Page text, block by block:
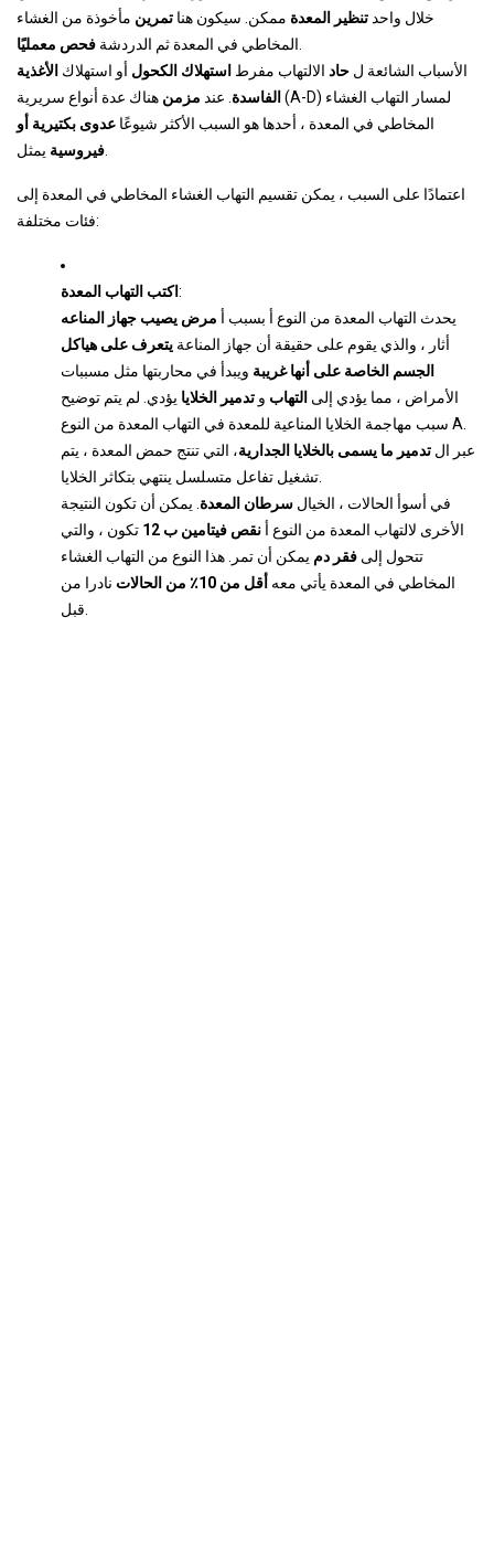
خلال واحد تنظير المعدة ممكن. سيكون هنا تمرين مأخوذة من الغشاء
المخاطي في المعدة ثم الدردشة فحص معمليًا
الأسباب الشائعة ل حاد الالتهاب مفرط استهلاك الكحول أو استهلاك الأغذية
الفاسدة . عند مزمن هناك عدة أنواع سريرية (A-D) لمسار التهاب الغشاء
المخاطي في المعدة ، أحدها هو السبب الأكثر شيوعًا عدوى بكتيرية أو
فيروسية
اعتمادًا على السبب ، يمكن تقسيم التهاب الغشاء المخاطي في المعدة إلى
فئات مختلفة:
اكتب التهاب المعدة:
يحدث التهاب المعدة من النوع أ بسبب أ مرض يصيب جهاز المناعه
أثار ، والذي يقوم على حقيقة أن جهاز المناعة يتعرف على هياكل
الجسم الخاصة على أنها غريبة ويبدأ في محاربتها مثل مسببات
الأمراض ، مما يؤدي إلى التهاب و تدمير الخلايا يؤدي. لم يتم توضيح
سبب مهاجمة الخلايا المناعية للمعدة في التهاب المعدة من النوع A.
عبر ال تدمير ما يسمى بالخلايا الجدارية، التي تنتج حمض المعدة ، يتم
في أسوأ الحالات ، الخيال سرطان المعدة . يمكن أن تكون النتيجة
الأخرى لالتهاب المعدة من النوع أ نقص فيتامين ب 12
تكون ، والتي
تتحول إلى فقر دم يمكن أن تمر. هذا النوع من التهاب الغشاء
المخاطي في المعدة يأتي معه أقل من 10٪ من الحالات
نادرا من